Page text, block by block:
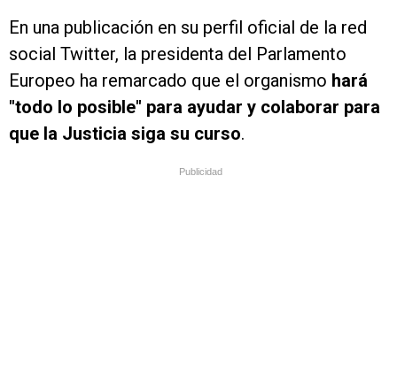
En una publicación en su perfil oficial de la red
social Twitter, la presidenta del Parlamento
Europeo ha remarcado que el organismo hará
"todo lo posible" para ayudar y colaborar para
que la Justicia siga su curso.
Publicidad